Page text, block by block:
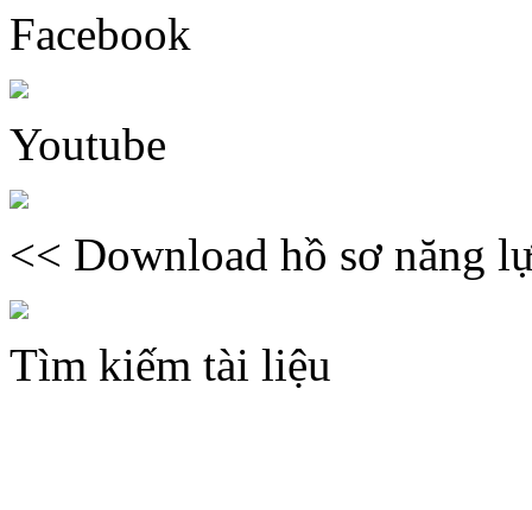
Facebook
Youtube
<< Download hồ sơ năng
Tìm kiếm tài liệu